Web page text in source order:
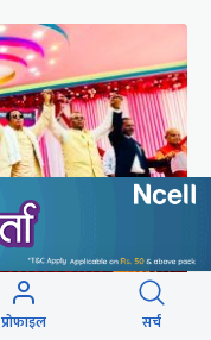
प्रोफाइल सर्च